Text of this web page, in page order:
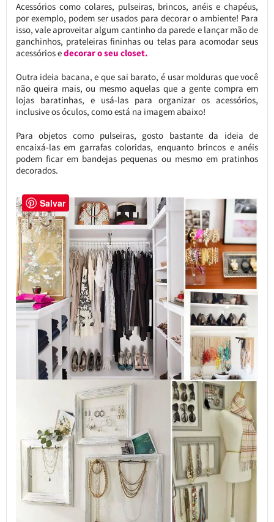
Acessórios como colares, pulseiras, brincos, anéis e chapéus,
por exemplo, podem ser usados para decorar o ambiente! Para
isso, vale aproveitar algum cantinho da parede e lançar mão de
ganchinhos, prateleiras fininhas ou telas para acomodar seus
acessórios edecorar o seu closet.
Outra ideia bacana, e que sai barato, é usar molduras que você
não queira mais, ou mesmo aquelas que a gente compra em
lojas baratinhas, e usá-las para organizar os acessórios,
inclusive os óculos, como está na imagem abaixo!
Para objetos como pulseiras, gosto bastante da ideia de
encaixá-las em garrafas coloridas, enquanto brincos e anéis
podem ficar em bandejas pequenas ou mesmo em pratinhos
decorados.
Salvar